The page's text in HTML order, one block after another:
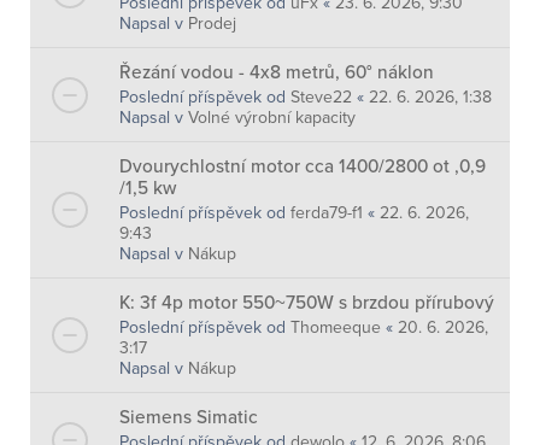
Napsal v Prodej
Řezání vodou - 4x8 metrů, 60° náklon
Poslední příspěvek od Steve22 « 22. 6. 2026, 1:38
Napsal v Volné výrobní kapacity
Dvourychlostní motor cca 1400/2800 ot ,0,9
/1,5 kw
Poslední příspěvek od ferda79-f1 « 22. 6. 2026,
9:43
Napsal v Nákup
K: 3f 4p motor 550~750W s brzdou přírubový
Poslední příspěvek od Thomeeque « 20. 6. 2026,
3:17
Napsal v Nákup
Siemens Simatic